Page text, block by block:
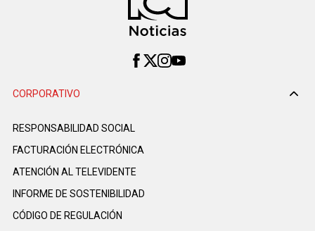
CORPORATIVO
RESPONSABILIDAD SOCIAL
FACTURACIÓN ELECTRÓNICA
ATENCIÓN AL TELEVIDENTE
INFORME DE SOSTENIBILIDAD
CÓDIGO DE REGULACIÓN